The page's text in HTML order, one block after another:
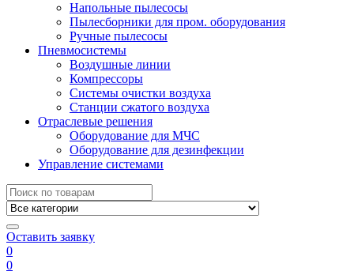
Напольные пылесосы
Пылесборники для пром. оборудования
Ручные пылесосы
Пневмосистемы
Воздушные линии
Компрессоры
Системы очистки воздуха
Станции сжатого воздуха
Отраслевые решения
Оборудование для МЧС
Оборудование для дезинфекции
Управление системами
Search
for:
Оставить заявку
0
0